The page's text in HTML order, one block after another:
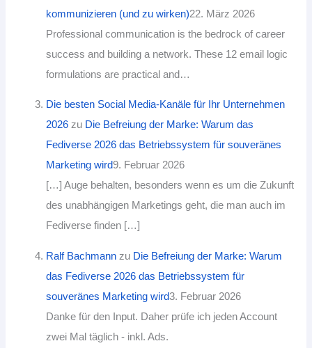
kommunizieren (und zu wirken)22. März 2026
Professional communication is the bedrock of career
success and building a network. These 12 email logic
formulations are practical and…
Die besten Social Media-Kanäle für Ihr Unternehmen
2026 zu Die Befreiung der Marke: Warum das
Fediverse 2026 das Betriebssystem für souveränes
Marketing wird9. Februar 2026
[…] Auge behalten, besonders wenn es um die Zukunft
des unabhängigen Marketings geht, die man auch im
Fediverse finden […]
Ralf Bachmann zu Die Befreiung der Marke: Warum
das Fediverse 2026 das Betriebssystem für
souveränes Marketing wird3. Februar 2026
Danke für den Input. Daher prüfe ich jeden Account
zwei Mal täglich - inkl. Ads.